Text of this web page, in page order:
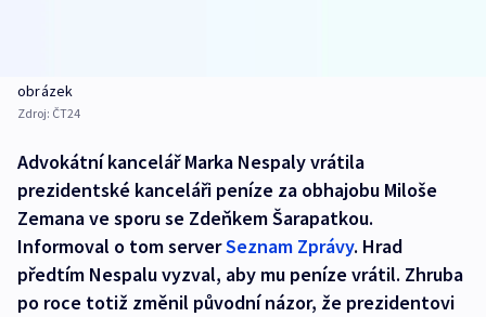
obrázek
Zdroj: ČT24
Advokátní kancelář Marka Nespaly vrátila
prezidentské kanceláři peníze za obhajobu Miloše
Zemana ve sporu se Zdeňkem Šarapatkou.
Informoval o tom serverSeznam Zprávy. Hrad
předtím Nespalu vyzval, aby mu peníze vrátil. Zhruba
po roce totiž změnil původní názor, že prezidentovi